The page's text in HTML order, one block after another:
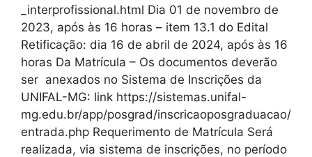
_interprofissional.html Dia 01 de novembro de
2023, após às 16 horas – item 13.1 do Edital
Retificação: dia 16 de abril de 2024, após às 16
horas Da Matrícula – Os documentos deverão
ser anexados no Sistema de Inscrições da
UNIFAL-MG: link https://sistemas.unifal-
mg.edu.br/app/posgrad/inscricaoposgraduacao/
entrada.php Requerimento de Matrícula Será
realizada, via sistema de inscrições, no período